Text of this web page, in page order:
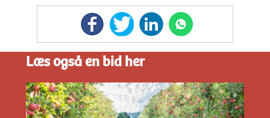
Læs også en bid her